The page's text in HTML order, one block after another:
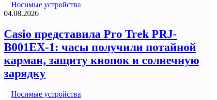
Носимые устройства
04.08.2026
Casio представила Pro Trek PRJ-
B001EX-1: часы получили потайной
карман, защиту кнопок и солнечную
зарядку
Носимые устройства